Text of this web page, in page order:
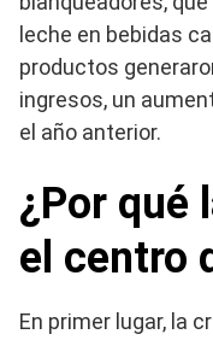
leche en bebidas
productos
ingresos, un
el año anterior.
¿Por qué
el centro
En primer lugar, la